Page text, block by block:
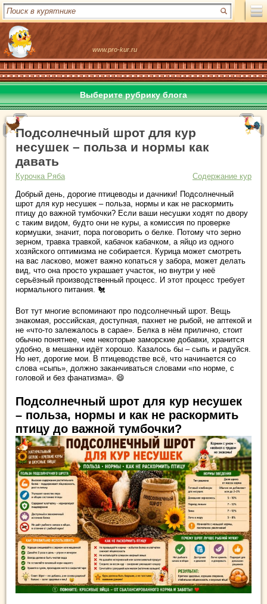
www.pro-kur.ru
Выберите рубрику блога
Подсолнечный шрот для кур
несушек – польза и нормы как
давать
Курочка Ряба
Содержание кур
Добрый день, дорогие птицеводы и дачники! Подсолнечный
шрот для кур несушек – польза, нормы и как не раскормить
птицу до важной тумбочки? Если ваши несушки ходят по двору
с таким видом, будто они не куры, а комиссия по проверке
кормушки, значит, пора поговорить о белке. Потому что зерно
зерном, травка травкой, кабачок кабачком, а яйцо из одного
хозяйского оптимизма не собирается. Курица может смотреть
на вас ласково, может важно копаться у забора, может делать
вид, что она просто украшает участок, но внутри у неё
серьёзный производственный процесс. И этот процесс требует
нормального питания. 🐔
Вот тут многие вспоминают про подсолнечный шрот. Вещь
знакомая, российская, доступная, пахнет не рыбой, не аптекой и
не «что-то залежалось в сарае». Белка в нём прилично, стоит
обычно понятнее, чем некоторые заморские добавки, хранится
удобно, в мешанки идёт хорошо. Казалось бы – сыпь и радуйся.
Но нет, дорогие мои. В птицеводстве всё, что начинается со
слова «сыпь», должно заканчиваться словами «по норме, с
головой и без фанатизма». 😄
Подсолнечный шрот для кур несушек
– польза, нормы и как не раскормить
птицу до важной тумбочки?